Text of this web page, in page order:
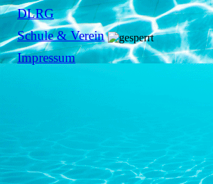
DLRG
Schule & Verein
Impressum